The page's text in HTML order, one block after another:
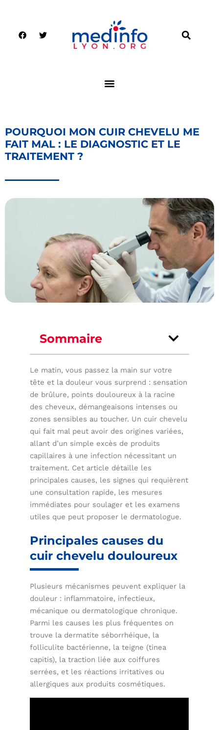
POURQUOI MON CUIR CHEVELU ME
FAIT MAL : LE DIAGNOSTIC ET LE
TRAITEMENT ?
Sommaire
Le matin, vous passez la main sur votre
tête et la douleur vous surprend : sensation
de brûlure, points douloureux à la racine
des cheveux, démangeaisons intenses ou
zones sensibles au toucher. Un cuir chevelu
qui fait mal peut avoir des origines variées,
allant d’un simple excès de produits
capillaires à une infection nécessitant un
traitement. Cet article détaille les
principales causes, les signes qui requièrent
une consultation rapide, les mesures
immédiates pour soulager et les examens
utiles que peut proposer le dermatologue.
Principales causes du
cuir chevelu douloureux
Plusieurs mécanismes peuvent expliquer la
douleur : inflammatoire, infectieux,
mécanique ou dermatologique chronique.
Parmi les causes les plus fréquentes on
trouve la dermatite séborrhéique, la
folliculite bactérienne, la teigne (tinea
capitis), la traction liée aux coiffures
serrées, et les réactions irritatives ou
allergiques aux produits cosmétiques.